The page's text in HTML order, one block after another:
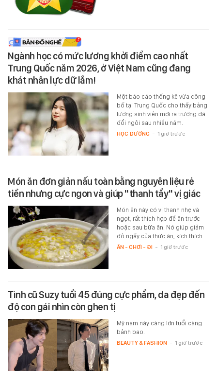
Ngành học có mức lương khởi điểm cao nhất
Trung Quốc năm 2026, ở Việt Nam cũng đang
khát nhân lực dữ lắm!
Một báo cáo thống kê vừa công
bố tại Trung Quốc cho thấy bảng
lương sinh viên mới ra trường đã
đổi ngôi sau nhiều năm.
HỌC ĐƯỜNG - 1 giờ trước
Món ăn đơn giản nấu toàn bằng nguyên liệu rẻ
tiền nhưng cực ngon và giúp "thanh tẩy" vị giác
Món ăn này có vị thanh nhẹ và
ngọt, rất thích hợp để ăn trước
hoặc sau bữa ăn. Nó giúp giảm
độ ngấy của thức ăn, kích thích…
ĂN - CHƠI - ĐI - 1 giờ trước
Tình cũ Suzy tuổi 45 đúng cực phẩm, da đẹp đến
độ con gái nhìn còn ghen tị
Mỹ nam này càng lớn tuổi càng
bảnh bao.
BEAUTY & FASHION - 1 giờ trước